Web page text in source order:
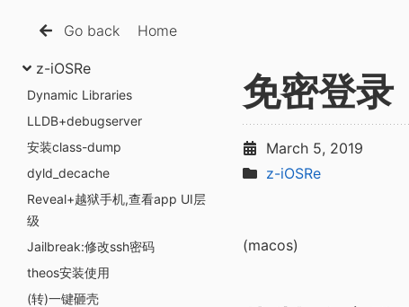
Go back Home
z-iOSRe
Dynamic Libraries
LLDB+debugserver
安装class-dump
dyld_decache
Reveal+越狱手机,查看app UI层
级
Jailbreak:修改ssh密码
theos安装使用
(转)一键砸壳
免密登录
March 5, 2019
z-iOSRe
(macos)